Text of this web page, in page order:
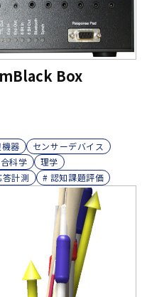
Box
器
センサーデバイス
科学
理学
計測 # 認知課題評価